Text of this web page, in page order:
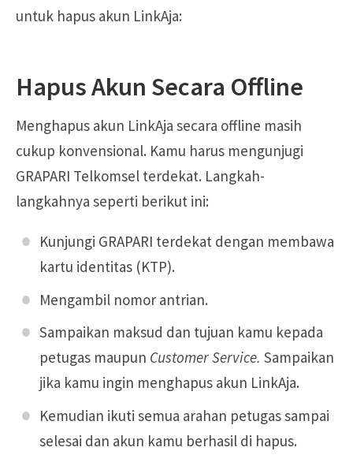
untuk hapus akun LinkAja:
Hapus Akun Secara Offline
Menghapus akun LinkAja secara offline masih
cukup konvensional. Kamu harus mengunjugi
GRAPARI Telkomsel terdekat. Langkah-
langkahnya seperti berikut ini:
Kunjungi GRAPARI terdekat dengan membawa
kartu identitas (KTP).
Mengambil nomor antrian.
Sampaikan maksud dan tujuan kamu kepada
petugas maupun Customer Service. Sampaikan
jika kamu ingin menghapus akun LinkAja.
Kemudian ikuti semua arahan petugas sampai
selesai dan akun kamu berhasil di hapus.